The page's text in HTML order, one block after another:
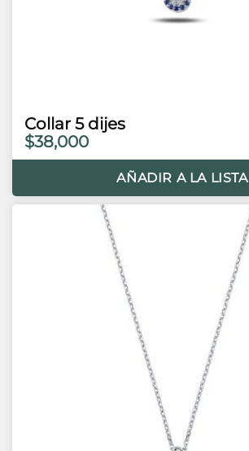
Collar 5 dijes
$38,000
AÑADIR A LA LISTA